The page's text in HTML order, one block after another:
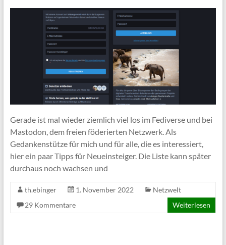
Gerade ist mal wieder ziemlich viel los im Fediverse und bei
Mastodon, dem freien föderierten Netzwerk. Als
Gedankenstütze für mich und für alle, die es interessiert,
hier ein paar Tipps für Neueinsteiger. Die Liste kann später
durchaus noch wachsen und
th.ebinger 1. November 2022
Netzwelt
29 Kommentare
Weiterlesen